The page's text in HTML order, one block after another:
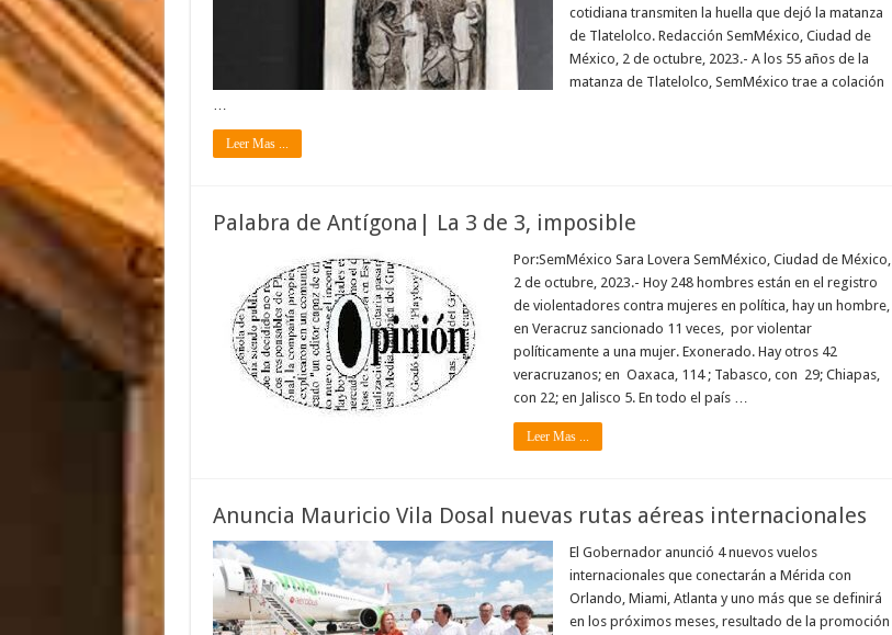
cotidiana transmiten la huella que dejó la matanza
de Tlatelolco. Redacción SemMéxico, Ciudad de
México, 2 de octubre, 2023.- A los 55 años de la
matanza de Tlatelolco, SemMéxico trae a colación
…
Leer Mas ...
Palabra de Antígona| La 3 de 3, imposible
Por:SemMéxico Sara Lovera SemMéxico, Ciudad de México,
2 de octubre, 2023.- Hoy 248 hombres están en el registro
de violentadores contra mujeres en política, hay un hombre,
en Veracruz sancionado 11 veces, por violentar
políticamente a una mujer. Exonerado. Hay otros 42
veracruzanos; en Oaxaca, 114 ; Tabasco, con 29; Chiapas,
con 22; en Jalisco 5. En todo el país …
Leer Mas ...
Anuncia Mauricio Vila Dosal nuevas rutas aéreas internacionales
El Gobernador anunció 4 nuevos vuelos
internacionales que conectarán a Mérida con
Orlando, Miami, Atlanta y uno más que se definirá
en los próximos meses, resultado de la promoción